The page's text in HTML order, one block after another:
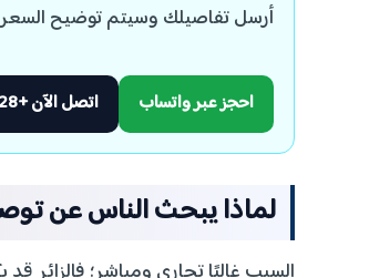
أرسل تفاصيلك وسيتم توضيح السعر
احجز عبر واتساب اتصل الآن +966545006028
لماذا يبحث الناس عن